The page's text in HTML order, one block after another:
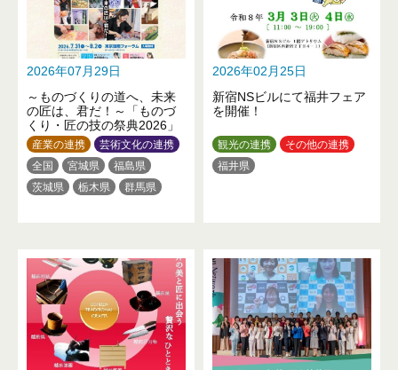
2026年07月29日
～ものづくりの道へ、未来
の匠は、君だ！～「ものづ
くり・匠の技の祭典2026」
産業の連携
芸術文化の連携
全国
宮城県
福島県
茨城県
栃木県
群馬県
佐賀県
長崎県
熊本県
大分県
2026年02月25日
新宿NSビルにて福井フェア
を開催！
観光の連携
その他の連携
福井県